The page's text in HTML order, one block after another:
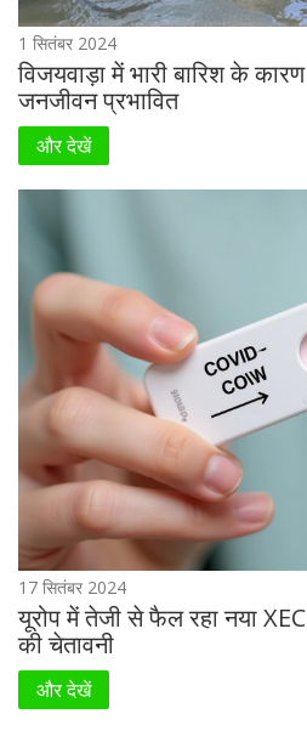
1 सितंबर 2024
विजयवाड़ा में भारी बारिश के
जनजीवन प्रभावित
और देखें
17 सितंबर 2024
यूरोप में तेजी से फैल रहा नया
की चेतावनी
और देखें